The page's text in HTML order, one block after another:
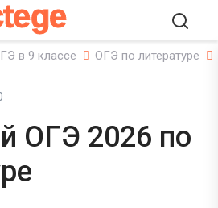
в 9 классе ОГЭ по литературе
ОГЭ 2026 по